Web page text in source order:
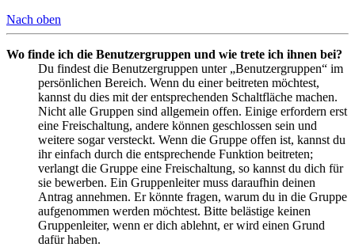
Nach oben
Wo finde ich die Benutzergruppen und wie trete ich ihnen bei?
Du findest die Benutzergruppen unter „Benutzergruppen“ im
persönlichen Bereich. Wenn du einer beitreten möchtest,
kannst du dies mit der entsprechenden Schaltfläche machen.
Nicht alle Gruppen sind allgemein offen. Einige erfordern erst
eine Freischaltung, andere können geschlossen sein und
weitere sogar versteckt. Wenn die Gruppe offen ist, kannst du
ihr einfach durch die entsprechende Funktion beitreten;
verlangt die Gruppe eine Freischaltung, so kannst du dich für
sie bewerben. Ein Gruppenleiter muss daraufhin deinen
Antrag annehmen. Er könnte fragen, warum du in die Gruppe
aufgenommen werden möchtest. Bitte belästige keinen
Gruppenleiter, wenn er dich ablehnt, er wird einen Grund
dafür haben.